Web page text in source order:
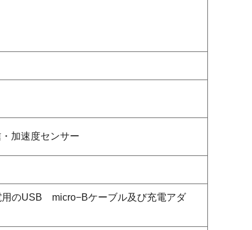
加速度センサー
用のUSB micro−Bケーブル及び充電アダ